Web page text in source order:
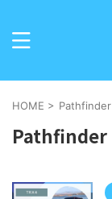
HOME > Pathfinder
Pathfinder